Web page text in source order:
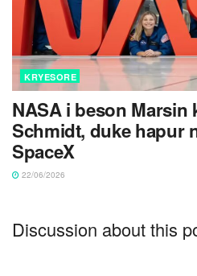
KRYESORE
NASA i beson Marsin
Schmidt, duke hapur
SpaceX
22/06/2026
Discussion about this